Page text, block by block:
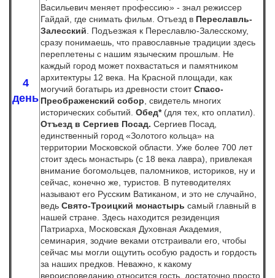
4
день
Васильевич меняет профессию» - знал режиссер
Гайдай, где снимать фильм. Отъезд в Переславль-
Залесский . Подъезжая к Переславлю-Залесскому,
сразу понимаешь, что православные традиции здесь
переплетены с нашим языческим прошлым. Не
каждый город может похвастаться и памятником
архитектуры 12 века. На Красной площади, как
могучий богатырь из древности стоитСпасо-
Преображенский собор , свидетель многих
исторических событий. Обед* (для тех, кто оплатил).
Отъезд в Сергиев Посад. Сергиев Посад,
единственный город «Золотого кольца» на
территории Московской области. Уже более 700 лет
стоит здесь монастырь (с 18 века лавра), привлекая
внимание богомольцев, паломников, историков, ну и
сейчас, конечно же, туристов. В путеводителях
называют его Русским Ватиканом, и это не случайно,
ведь Свято-Троицкий монастырь самый главный в
нашей стране. Здесь находится резиденция
Патриарха, Московская Духовная Академия,
семинария, зодчие веками отстраивали его, чтобы
сейчас мы могли ощутить особую радость и гордость
за наших предков. Неважно, к какому
вероисповеданию относится гость, достаточно просто